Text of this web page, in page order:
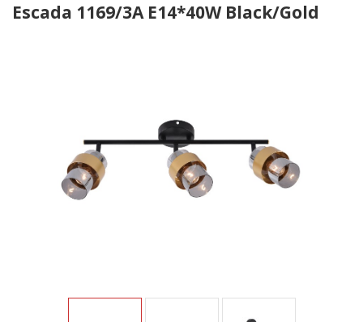
Escada 1169/3A E14*40W Black/Gold